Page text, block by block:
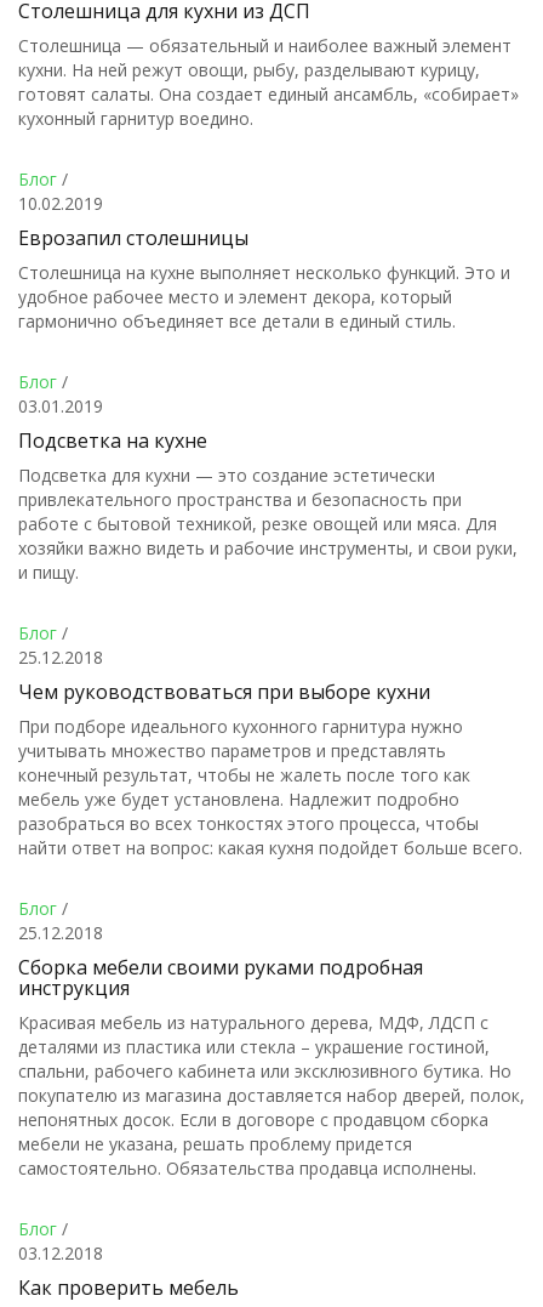
Столешница для кухни из ДСП
Столешница — обязательный и наиболее важный элемент
кухни. На ней режут овощи, рыбу, разделывают курицу,
готовят салаты. Она создает единый ансамбль, «собирает»
кухонный гарнитур воедино.
Блог /
10.02.2019
Еврозапил столешницы
Столешница на кухне выполняет несколько функций. Это и
удобное рабочее место и элемент декора, который
гармонично объединяет все детали в единый стиль.
Блог /
03.01.2019
Подсветка на кухне
Подсветка для кухни — это создание эстетически
привлекательного пространства и безопасность при
работе с бытовой техникой, резке овощей или мяса. Для
хозяйки важно видеть и рабочие инструменты, и свои руки,
и пищу.
Блог /
25.12.2018
Чем руководствоваться при выборе кухни
При подборе идеального кухонного гарнитура нужно
учитывать множество параметров и представлять
конечный результат, чтобы не жалеть после того как
мебель уже будет установлена. Надлежит подробно
разобраться во всех тонкостях этого процесса, чтобы
найти ответ на вопрос: какая кухня подойдет больше всего.
Блог /
25.12.2018
Сборка мебели своими руками подробная
инструкция
Красивая мебель из натурального дерева, МДФ, ЛДСП с
деталями из пластика или стекла – украшение гостиной,
спальни, рабочего кабинета или эксклюзивного бутика. Но
покупателю из магазина доставляется набор дверей, полок,
непонятных досок. Если в договоре с продавцом сборка
мебели не указана, решать проблему придется
самостоятельно. Обязательства продавца исполнены.
Блог /
03.12.2018
Как проверить мебель